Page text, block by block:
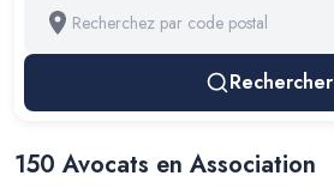
Rechercher
150 Avocats en Association